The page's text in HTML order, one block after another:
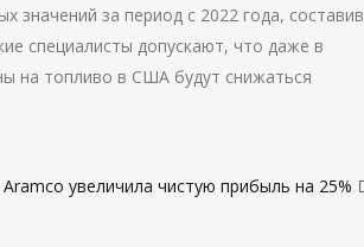
за период с 2022 года, составив
специалисты допускают, что даже в
на топливо в США будут снижаться
Aramco увеличила чистую прибыль на 25%